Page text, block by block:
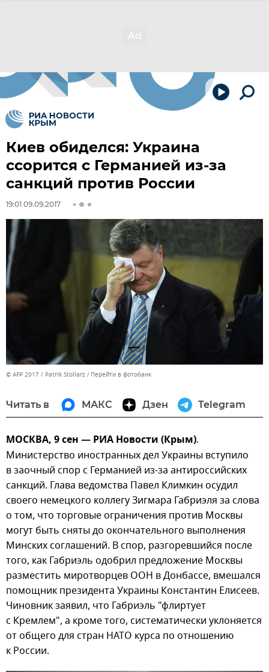
Киев обиделся: Украина
ссорится с Германией из-за
санкций против России
19:01 09.09.2017
© AFP 2017 / Patrik Stollarz Перейти в фотобанк
Читать в МАКС Дзен Telegram
МОСКВА, 9 сен — РИА Новости (Крым).
Министерство иностранных дел Украины вступило
в заочный спор с Германией из-за антироссийских
санкций. Глава ведомства Павел Климкин осудил
своего немецкого коллегу Зигмара Габриэля за слова
о том, что торговые ограничения против Москвы
могут быть сняты до окончательного выполнения
Минских соглашений. В спор, разгоревшийся после
того, как Габриэль одобрил предложение Москвы
разместить миротворцев ООН в Донбассе, вмешался
помощник президента Украины Константин Елисеев.
Чиновник заявил, что Габриэль "флиртует
с Кремлем", а кроме того, систематически уклоняется
от общего для стран НАТО курса по отношению
к России.